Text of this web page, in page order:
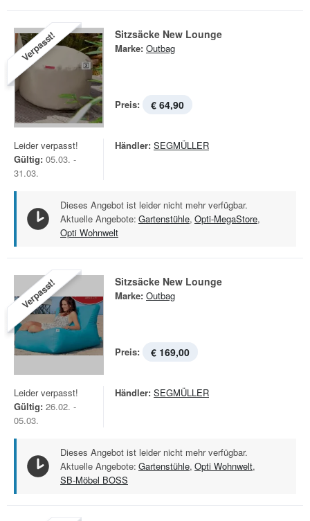
Verpasst! Sitzsäcke New Lounge
Marke: Outbag
Preis: € 64,90
Leider verpasst!
Gültig: 05.03. -
31.03.
Händler: SEGMÜLLER
Dieses Angebot ist leider nicht mehr verfügbar.
Aktuelle Angebote: Gartenstühle, Opti-MegaStore,
Opti Wohnwelt
Verpasst! Sitzsäcke New Lounge
Marke: Outbag
Preis: € 169,00
Leider verpasst!
Gültig: 26.02. -
05.03.
Händler: SEGMÜLLER
Dieses Angebot ist leider nicht mehr verfügbar.
Aktuelle Angebote: Gartenstühle, Opti Wohnwelt,
SB-Möbel BOSS